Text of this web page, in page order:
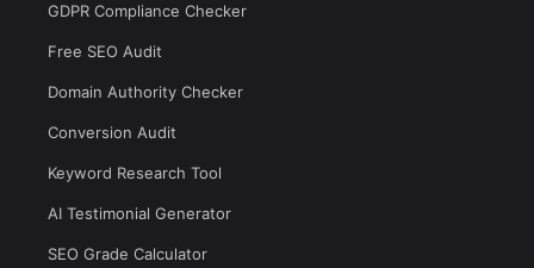
GDPR Compliance Checker
Free SEO Audit
Domain Authority Checker
Conversion Audit
Keyword Research Tool
AI Testimonial Generator
SEO Grade Calculator